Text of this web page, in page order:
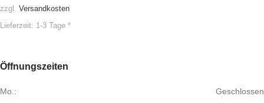
zzgl. Versandkosten
Lieferzeit: 1-3 Tage *
Öffnungszeiten
Mo.: Geschlossen